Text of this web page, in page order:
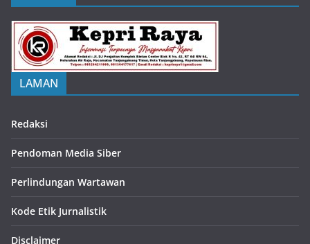
LAMAN
Redaksi
Pendoman Media Siber
Perlindungan Wartawan
Kode Etik Jurnalistik
Disclaimer